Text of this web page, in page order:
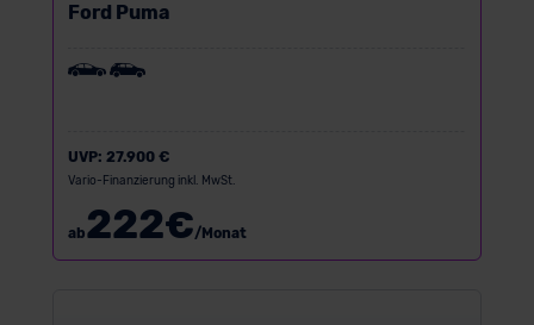
Ford Puma
UVP: 27.900 €
Vario-Finanzierung inkl. MwSt.
ab222€/Monat